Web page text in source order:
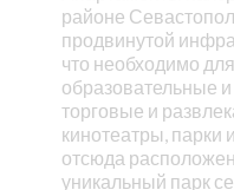
районе
продвинутой
что необходимо
образовательные
торговые и
кинотеатры, парки
отсюда
уникальный парк